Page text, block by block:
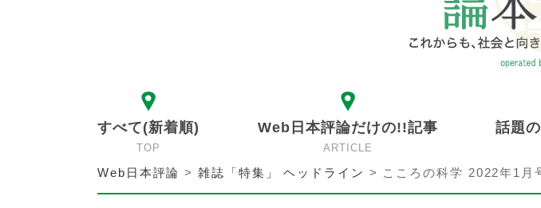
すべて(新着順)
TOP
Web日本評論だけの!!記事
ARTICLE
話題
Web日本評論 >雑誌「特集」 ヘッドライン > こころの科学 2022年1月